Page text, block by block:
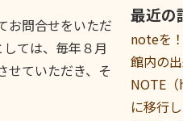
お問合せをいただ
ては、毎年８月
せていただき、そ
最近の
noteを！
館内の
NOTE
に移行